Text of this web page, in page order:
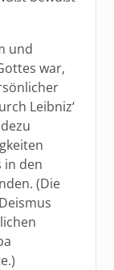
und
war,
Leibniz‘
in den
(Die